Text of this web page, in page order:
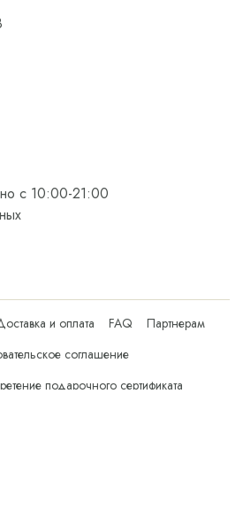
с 10:00-21:00
и оплата FAQ
Партнерам
соглашение
подарочного сертификата